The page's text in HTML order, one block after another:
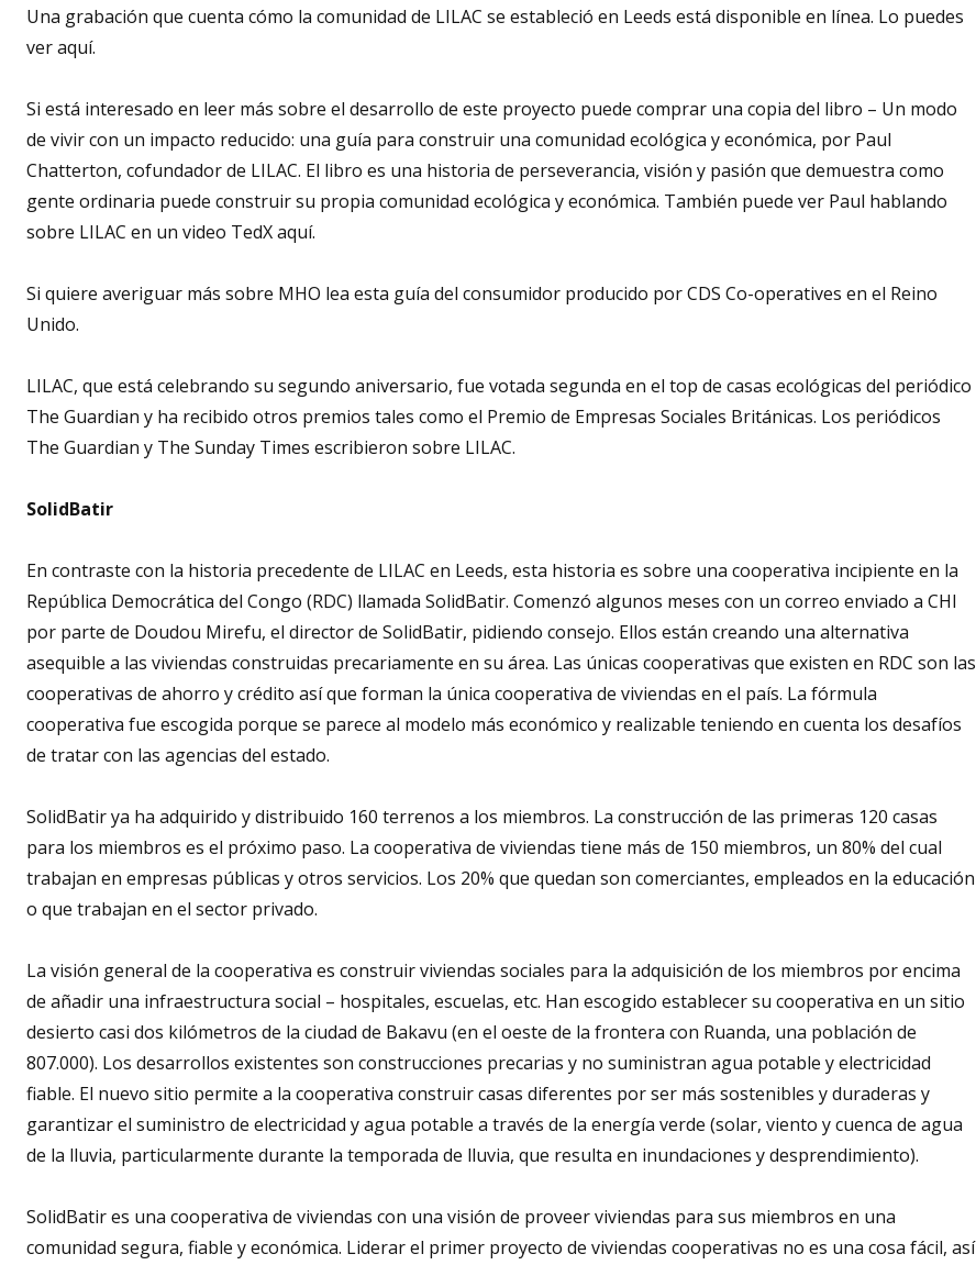
Una grabación que cuenta cómo la comunidad de LILAC se estableció en Leeds está disponible en línea. Lo puedes
ver aquí.
Si está interesado en leer más sobre el desarrollo de este proyecto puede comprar una copia del libro – Un modo
de vivir con un impacto reducido: una guía para construir una comunidad ecológica y económica, por Paul
Chatterton, cofundador de LILAC. El libro es una historia de perseverancia, visión y pasión que demuestra como
gente ordinaria puede construir su propia comunidad ecológica y económica. También puede ver Paul hablando
sobre LILAC en un video TedX aquí.
Si quiere averiguar más sobre MHO lea esta guía del consumidor producido por CDS Co-operatives en el Reino
Unido.
LILAC, que está celebrando su segundo aniversario, fue votada segunda en el top de casas ecológicas del periódico
The Guardian y ha recibido otros premios tales como el Premio de Empresas Sociales Británicas. Los periódicos
The Guardian y The Sunday Times escribieron sobre LILAC.
SolidBatir
En contraste con la historia precedente de LILAC en Leeds, esta historia es sobre una cooperativa incipiente en la
República Democrática del Congo (RDC) llamada SolidBatir. Comenzó algunos meses con un correo enviado a CHI
por parte de Doudou Mirefu, el director de SolidBatir, pidiendo consejo. Ellos están creando una alternativa
asequible a las viviendas construidas precariamente en su área. Las únicas cooperativas que existen en RDC son las
cooperativas de ahorro y crédito así que forman la única cooperativa de viviendas en el país. La fórmula
cooperativa fue escogida porque se parece al modelo más económico y realizable teniendo en cuenta los desafíos
de tratar con las agencias del estado.
SolidBatir ya ha adquirido y distribuido 160 terrenos a los miembros. La construcción de las primeras 120 casas
para los miembros es el próximo paso. La cooperativa de viviendas tiene más de 150 miembros, un 80% del cual
trabajan en empresas públicas y otros servicios. Los 20% que quedan son comerciantes, empleados en la educación
o que trabajan en el sector privado.
La visión general de la cooperativa es construir viviendas sociales para la adquisición de los miembros por encima
de añadir una infraestructura social – hospitales, escuelas, etc. Han escogido establecer su cooperativa en un sitio
desierto casi dos kilómetros de la ciudad de Bakavu (en el oeste de la frontera con Ruanda, una población de
807.000). Los desarrollos existentes son construcciones precarias y no suministran agua potable y electricidad
fiable. El nuevo sitio permite a la cooperativa construir casas diferentes por ser más sostenibles y duraderas y
garantizar el suministro de electricidad y agua potable a través de la energía verde (solar, viento y cuenca de agua
de la lluvia, particularmente durante la temporada de lluvia, que resulta en inundaciones y desprendimiento).
SolidBatir es una cooperativa de viviendas con una visión de proveer viviendas para sus miembros en una
comunidad segura, fiable y económica. Liderar el primer proyecto de viviendas cooperativas no es una cosa fácil, así